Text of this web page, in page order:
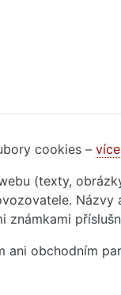
cookies –
(texty,
známkami
obchodním